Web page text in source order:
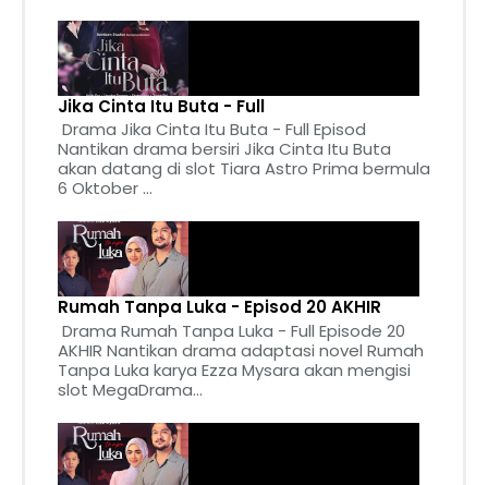
Jika Cinta Itu Buta - Full
Drama Jika Cinta Itu Buta - Full Episod
Nantikan drama bersiri Jika Cinta Itu Buta
akan datang di slot Tiara Astro Prima bermula
6 Oktober ...
Rumah Tanpa Luka - Episod 20 AKHIR
Drama Rumah Tanpa Luka - Full Episode 20
AKHIR Nantikan drama adaptasi novel Rumah
Tanpa Luka karya Ezza Mysara akan mengisi
slot MegaDrama...